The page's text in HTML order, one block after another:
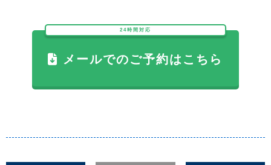
24時間対応
メールでのご予約はこちら